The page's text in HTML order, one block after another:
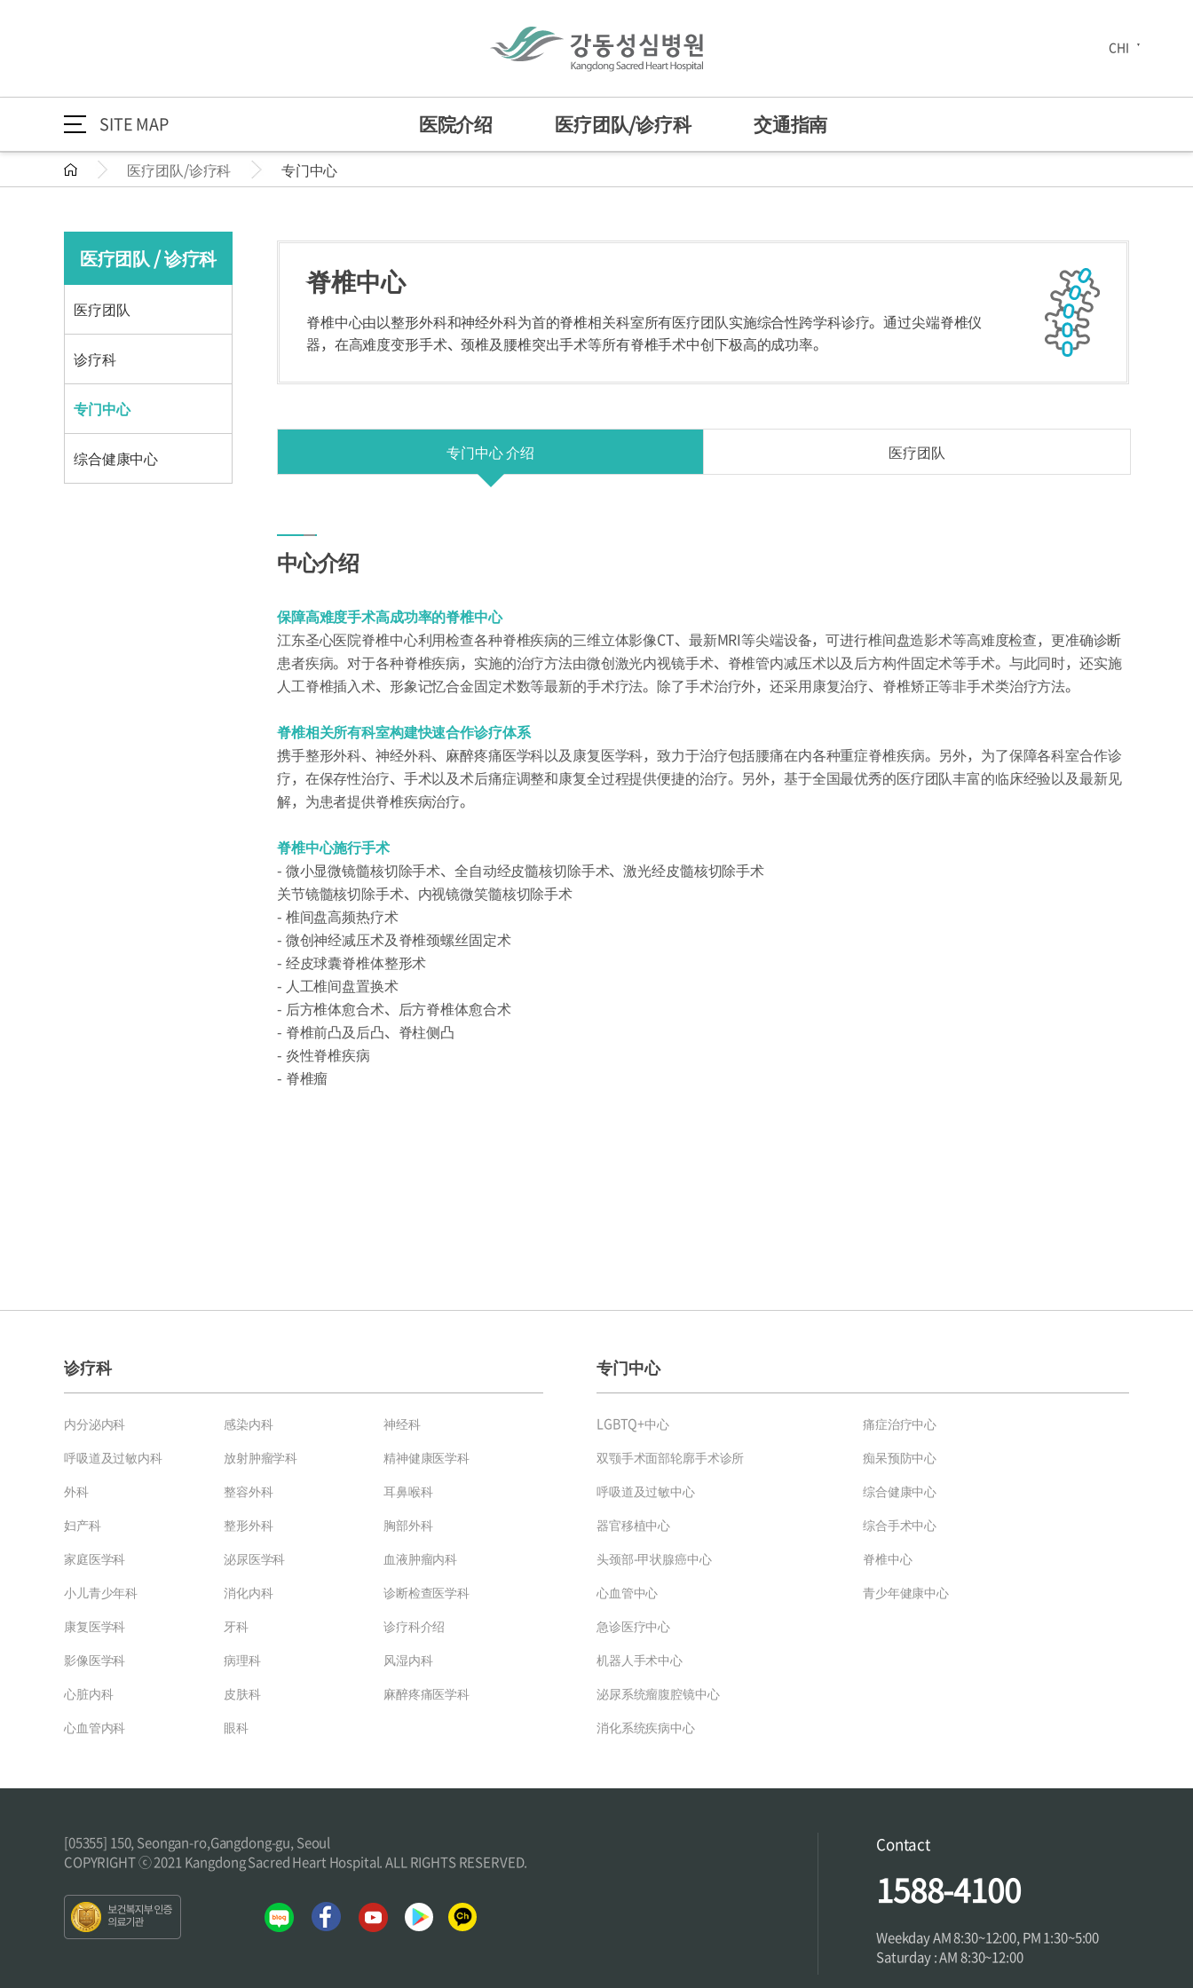
CHI
SITE MAP 医院介绍
医院介绍
院长致辞
30周年致辞
医疗团队/诊疗科
医疗团队/诊疗科
医疗团队
综合健康中心
交通指南
交通指南 交通信息
医疗团队/诊疗科 医疗团队
交通指南
医疗团队/诊疗科 专门中心
医疗团队 / 诊疗科
医疗团队
诊疗科
专门中心
综合健康中心
脊椎中心
脊椎中心由以整形外科和神经外科为首的脊椎相关科室所有医疗团队实施综合性跨学科诊疗。通过尖端脊椎仪
器，在高难度变形手术、颈椎及腰椎突出手术等所有脊椎手术中创下极高的成功率。
专门中心 介绍 医疗团队
中心介绍
保障高难度手术高成功率的脊椎中心
江东圣心医院脊椎中心利用检查各种脊椎疾病的三维立体影像CT、最新MRI等尖端设备，可进行椎间盘造影术等高难度检查，更准确诊断
患者疾病。对于各种脊椎疾病，实施的治疗方法由微创激光内视镜手术、脊椎管内减压术以及后方构件固定术等手术。与此同时，还实施
人工脊椎插入术、形象记忆合金固定术数等最新的手术疗法。除了手术治疗外，还采用康复治疗、脊椎矫正等非手术类治疗方法。
脊椎相关所有科室构建快速合作诊疗体系
携手整形外科、神经外科、麻醉疼痛医学科以及康复医学科，致力于治疗包括腰痛在内各种重症脊椎疾病。另外，为了保障各科室合作诊
疗，在保存性治疗、手术以及术后痛症调整和康复全过程提供便捷的治疗。另外，基于全国最优秀的医疗团队丰富的临床经验以及最新见
解，为患者提供脊椎疾病治疗。
脊椎中心施行手术
- 微小显微镜髓核切除手术、全自动经皮髓核切除手术、激光经皮髓核切除手术
关节镜髓核切除手术、内视镜微笑髓核切除手术
- 椎间盘高频热疗术
- 微创神经减压术及脊椎颈螺丝固定术
- 经皮球囊脊椎体整形术
- 人工椎间盘置换术
- 后方椎体愈合术、后方脊椎体愈合术
- 脊椎前凸及后凸、脊柱侧凸
- 炎性脊椎疾病
- 脊椎瘤
诊疗科
内分泌内科
呼吸道及过敏内科
外科
妇产科
家庭医学科
小儿青少年科
康复医学科
影像医学科
心脏内科
心血管内科
感染内科
放射肿瘤学科
整容外科
整形外科
泌尿医学科
消化内科
牙科
病理科
皮肤科
眼科
神经科
精神健康医学科
耳鼻喉科
胸部外科
血液肿瘤内科
诊断检查医学科
诊疗科介绍
风湿内科
麻醉疼痛医学科
专门中心
LGBTQ+中心
双颚手术面部轮廓手术诊所
呼吸道及过敏中心
器官移植中心
头颈部-甲状腺癌中心
心血管中心
急诊医疗中心
机器人手术中心
泌尿系统瘤腹腔镜中心
消化系统疾病中心
痛症治疗中心
痴呆预防中心
综合健康中心
综合手术中心
脊椎中心
青少年健康中心
[05355] 150, Seongan-ro,Gangdong-gu, Seoul
COPYRIGHT ⓒ 2021 Kangdong Sacred Heart Hospital. ALL RIGHTS RESERVED.
Contact
1588-4100
Weekday AM 8:30~12:00, PM 1:30~5:00
Saturday : AM 8:30~12:00